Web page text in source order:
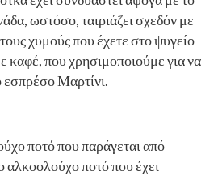
ωστόσο, ταιριάζει σχεδόν με
χυμούς που έχετε στο ψυγείο
καφέ, που χρησιμοποιούμε για να
εσπρέσο Μαρτίνι.
ποτό που παράγεται από
ποτό που έχει